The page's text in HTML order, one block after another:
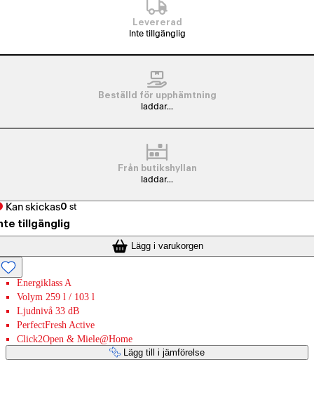
Levererad
Inte tillgänglig
Beställd för upphämtning
laddar...
Från butikshyllan
laddar...
Kan skickas0 st
tillgänglig
Lägg i varukorgen
Energiklass A
Volym 259 l / 103 l
Ljudnivå 33 dB
PerfectFresh Active
Click2Open & Miele@Home
Lägg till i jämförelse